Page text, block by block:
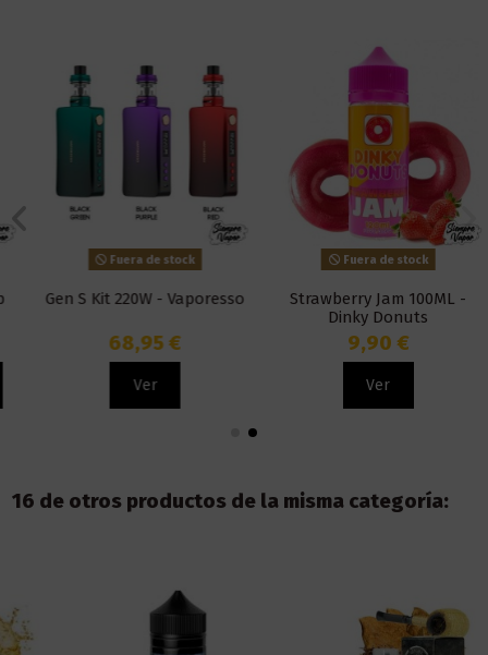
Fuera de stock
Gen S Kit 220W - Vaporesso
68,95 €
Ver
Fuera de stock
Strawberry Jam 100ML -
Dinky Donuts
9,90 €
Ver
16 de otros productos de la misma categoría: